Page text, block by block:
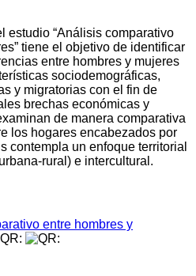
estudio “Análisis comparativo
tiene el objetivo de identificar
entre hombres y mujeres
sociodemográficas,
y migratorias con el fin de
brechas económicas y
de manera comparativa
los hogares encabezados por
contempla un enfoque territorial
rural) e intercultural.
entre hombres y